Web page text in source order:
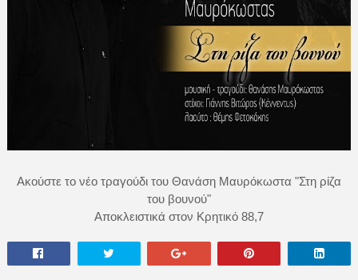
Ακούστε το νέο τραγούδι του Θανάση Μαυρόκωστα "Στη ρίζα
του βουνού"
Αποκλειστικά στον Κρητικό 88,7